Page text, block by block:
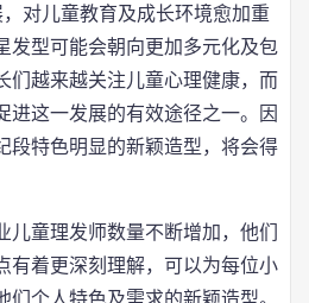
对儿童教育及成长环境愈加重
发型可能会朝向更加多元化及包
们越来越关注儿童心理健康，而
进这一发展的有效途径之一。因
段特色明显的新颖造型，将会得
儿童理发师数量不断增加，他们
有着更深刻理解，可以为每位小